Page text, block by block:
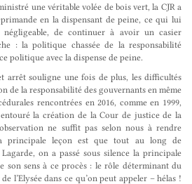
une véritable volée de bois vert, la CJR a
en la dispensant de peine, ce qui lui
négligeable, de continuer à avoir un casier
: la politique chassée de la responsabilité
politique avec la dispense de peine.
arrêt souligne une fois de plus, les difficultés
de la responsabilité des gouvernants en même
rencontrées en 2016, comme en 1999,
la création de la Cour de justice de la
ne suffit pas selon nous à rendre
principale leçon est que tout au long de
on a passé sous silence la principale
son sens à ce procès : le rôle déterminant du
l’Elysée dans ce qu’on peut appeler – hélas !